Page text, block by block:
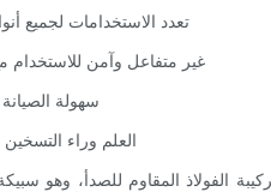
3. تعدد الاستخدامات لجميع
4. غير متفاعل وآمن للاستخدام
5. سهولة
1. العلم وراء
الفولاذ المقاوم للصدأ، وهو